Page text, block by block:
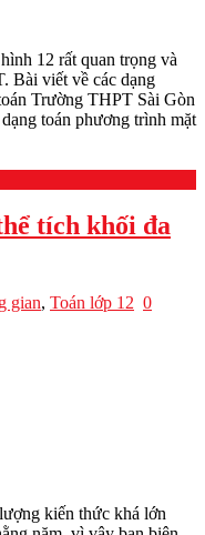
12 rất quan trọng và
Bài viết về các dạng
Trường THPT Sài Gòn
toán phương trình mặt
tích khối đa
gian, Toán lớp 12 0
kiến thức khá lớn